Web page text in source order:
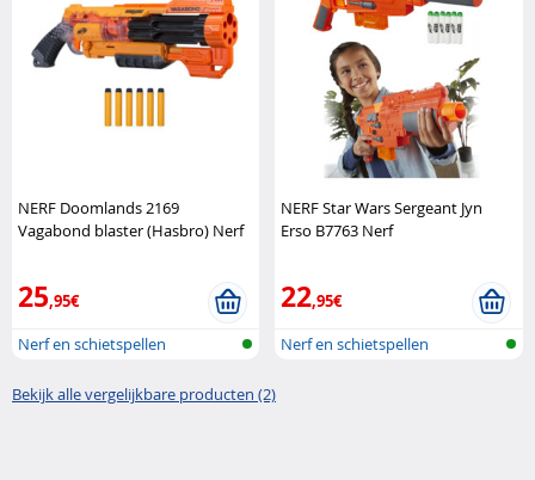
NERF Doomlands 2169
Vagabond blaster (Hasbro) Nerf
25,95€
Nerf en schietspellen
NERF Star Wars Sergeant Jyn
Erso B7763 Nerf
22,95€
Nerf en schietspellen
Bekijk alle vergelijkbare producten (2)